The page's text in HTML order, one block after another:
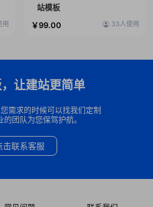
站模板
33人使用
￥99.00
让建站更简单
需求的时候可以找我们定制
团队为您保驾护航。
击联系客服